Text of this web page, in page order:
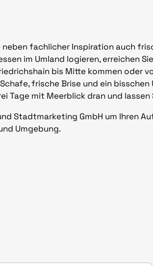
neben fachlicher Inspiration auch
im Umland logieren, erreichen
bis Mitte kommen oder
frische Brise und ein
Tage mit Meerblick dran und
Stadtmarketing GmbH um Ihren
Umgebung.